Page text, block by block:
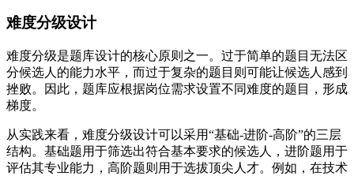
难度分级设计
难度分级是题库设计的核心原则之一。过于简单的题目无法区
分候选人的能力水平，而过于复杂的题目则可能让候选人感到
挫败。因此，题库应根据岗位需求设置不同难度的题目，形成
梯度。
从实践来看，难度分级设计可以采用“基础-进阶-高阶”的三层
结构。基础题用于筛选出符合基本要求的候选人，进阶题用于
评估其专业能力，高阶题则用于选拔顶尖人才。例如，在技术